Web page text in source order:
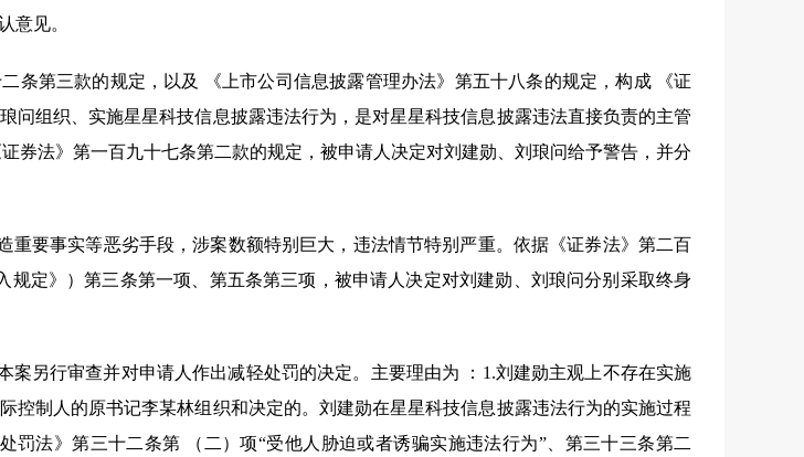
意见。
条第三款的规定，以及 《上市公司信息披露管理办法》第五十八条的规定，构成 《证
问组织、实施星星科技信息披露违法行为，是对星星科技信息披露违法直接负责的主管
券法》第一百九十七条第二款的规定，被申请人决定对刘建勋、刘琅问给予警告，并分
要事实等恶劣手段，涉案数额特别巨大，违法情节特别严重。依据《证券法》第二百
规定》）第三条第一项、第五条第三项，被申请人决定对刘建勋、刘琅问分别采取终身
另行审查并对申请人作出减轻处罚的决定。主要理由为 ： 1.刘建勋主观上不存在实施
制人的原书记李某林组织和决定的。刘建勋在星星科技信息披露违法行为的实施过程
法》第三十二条第 （二）项“受他人胁迫或者诱骗实施违法行为”、第三十三条第二